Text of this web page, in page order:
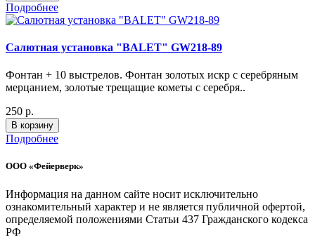
Подробнее
Салютная установка "BALET" GW218-89
Фонтан + 10 выстрелов. Фонтан золотых искр с серебряным
мерцанием, золотые трещащие кометы с серебря..
250 р.
В корзину
Подробнее
ООО «Фейерверк»
Информация на данном сайте носит исключительно
ознакомительный характер и не является публичной офертой,
определяемой положениями Статьи 437 Гражданского кодекса
РФ